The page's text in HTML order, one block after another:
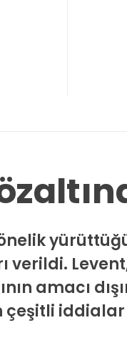
verildi.
amacı
iddialar